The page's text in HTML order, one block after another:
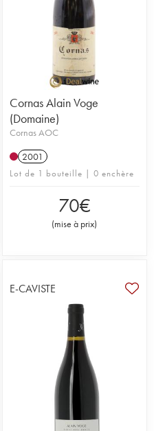
Cornas Alain Voge
(Domaine)
Cornas AOC
2001
Lot de 1 bouteille | 0 enchère
70€
(mise à prix)
E-CAVISTE